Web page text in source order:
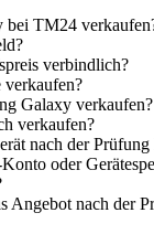
bei TM24
verbindlich?
verkaufen?
Galaxy verkaufen?
verkaufen?
nach der
oder
Angebot nach der